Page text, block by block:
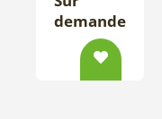
demande